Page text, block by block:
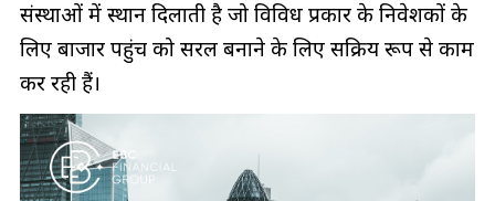
संस्थाओं में स्थान दिलाती है जो विविध प्रकार के निवेशकों के
लिए बाजार पहुंच को सरल बनाने के लिए सक्रिय रूप से काम
कर रही हैं।